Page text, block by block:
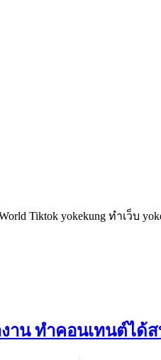
Tiktok yokekung ทำเว็บ
าน ทำคอนเทนต์ได้